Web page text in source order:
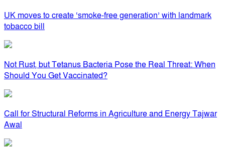
UK moves to create ‘smoke-free generation’ with landmark
tobacco bill
Not Rust, but Tetanus Bacteria Pose the Real Threat: When
Should You Get Vaccinated?
Call for Structural Reforms in Agriculture and Energy Tajwar
Awal